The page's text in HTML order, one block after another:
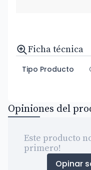
Ficha técnica
Tipo Producto
Opiniones del
Este producto
primero!
Opinar